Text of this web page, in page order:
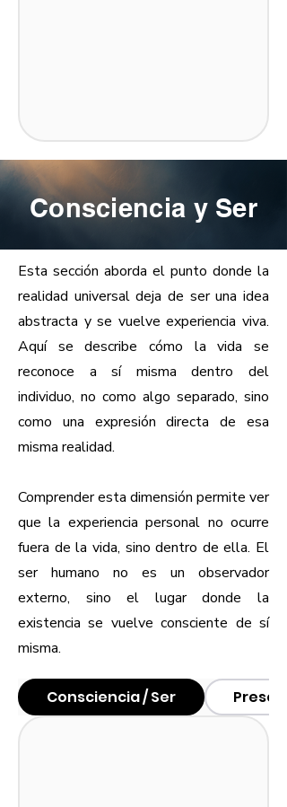
Consciencia y Ser
Esta sección aborda el punto donde la
realidad universal deja de ser una idea
abstracta y se vuelve experiencia viva.
Aquí se describe cómo la vida se
reconoce a sí misma dentro del
individuo, no como algo separado, sino
como una expresión directa de esa
misma realidad.
Comprender esta dimensión permite ver
que la experiencia personal no ocurre
fuera de la vida, sino dentro de ella. El
ser humano no es un observador
externo, sino el lugar donde la
existencia se vuelve consciente de sí
misma.
Consciencia / Ser